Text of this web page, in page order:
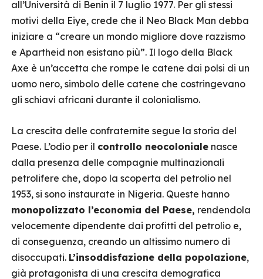
all’Università di Benin il 7 luglio 1977. Per gli stessi
motivi della Eiye, crede che il Neo Black Man debba
iniziare a “creare un mondo migliore dove razzismo
e Apartheid non esistano più”. Il logo della Black
Axe è un’accetta che rompe le catene dai polsi di un
uomo nero, simbolo delle catene che costringevano
gli schiavi africani durante il colonialismo.
La crescita delle confraternite segue la storia del
Paese. L’odio per il controllo neocoloniale nasce
dalla presenza delle compagnie multinazionali
petrolifere che, dopo la scoperta del petrolio nel
1953, si sono instaurate in Nigeria. Queste hanno
monopolizzato l’economia del Paese, rendendola
velocemente dipendente dai profitti del petrolio e,
di conseguenza, creando un altissimo numero di
disoccupati. L’insoddisfazione della popolazione,
già protagonista di una crescita demografica